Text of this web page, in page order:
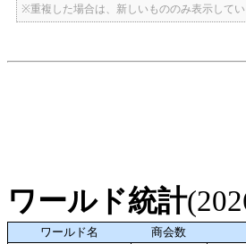
※重複した場合は、新しいもののみ表示してい
ワールド統計
ワールド名 商会数